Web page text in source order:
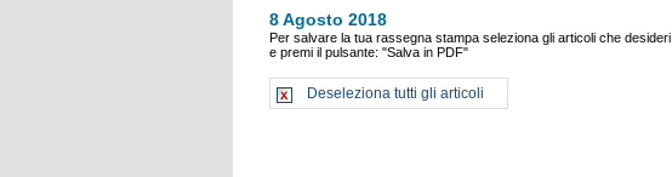
8 Agosto 2018
Per salvare la tua rassegna stampa seleziona gli articoli che desideri
e premi il pulsante: "Salva in PDF"
Deseleziona tutti gli articoli